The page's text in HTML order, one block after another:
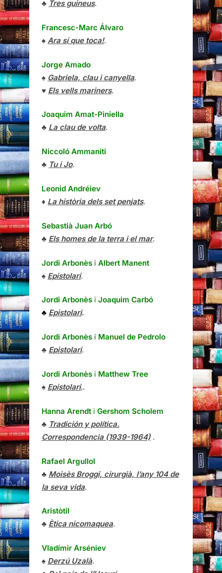
♣ Tres guineus.
Francesc-Marc Álvaro
♠ Ara sí que toca!.
Jorge Amado
♠ Gabriela, clau i canyella.
♥ Els vells mariners.
Joaquim Amat-Piniella
♣ La clau de volta.
Niccoló Ammaniti
♣ Tu i Jo.
Leonid Andréiev
♦ La història dels set penjats.
Sebastià Juan Arbó
♣ Els homes de la terra i el mar.
Jordi Arbonès i Albert Manent
♠ Epistolari.
Jordi Arbonès i Joaquim Carbó
♣ Epistolari.
Jordi Arbonès i Manuel de Pedrolo
♣ Epistolari.
Jordi Arbonès i Matthew Tree
♠ Epistolari,.
Hanna Arendt i Gershom Scholem
♣ Tradición y política.
Correspondencia (1939-1964) .
Rafael Argullol
♣ Moisès Broggi, cirurgià, l’any 104 de
la seva vida.
Aristòtil
♣ Ètica nicomaquea.
Vladímir Arséniev
♠ Derzú Uzalà.